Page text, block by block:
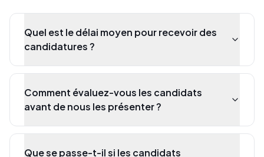
Quel est le délai moyen pour recevoir des
candidatures ?
Comment évaluez-vous les candidats
avant de nous les présenter ?
Que se passe-t-il si les candidats